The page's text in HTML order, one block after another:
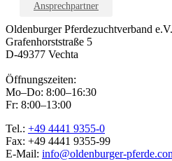
Ansprechpartner
Oldenburger Pferdezuchtverband e.V.
Grafenhorststraße 5
D-49377 Vechta
Öffnungszeiten:
Mo–Do: 8:00–16:30
Fr: 8:00–13:00
Tel.: +49 4441 9355-0
Fax: +49 4441 9355-99
E-Mail: info@oldenburger-